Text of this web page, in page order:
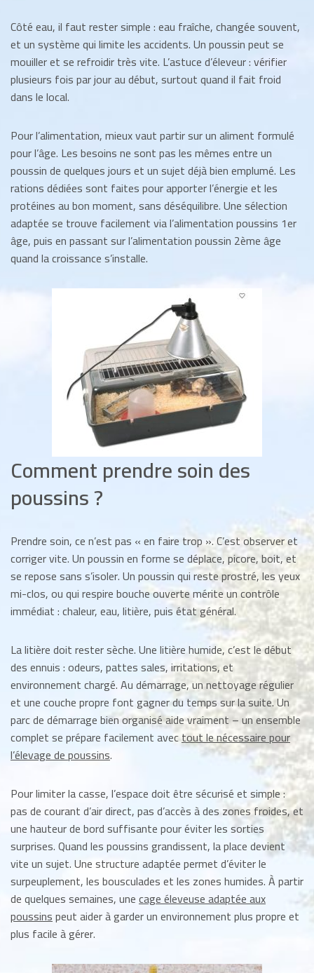
Côté eau, il faut rester simple : eau fraîche, changée souvent,
et un système qui limite les accidents. Un poussin peut se
mouiller et se refroidir très vite. L’astuce d’éleveur : vérifier
plusieurs fois par jour au début, surtout quand il fait froid
dans le local.
Pour l’alimentation, mieux vaut partir sur un aliment formulé
pour l’âge. Les besoins ne sont pas les mêmes entre un
poussin de quelques jours et un sujet déjà bien emplumé. Les
rations dédiées sont faites pour apporter l’énergie et les
protéines au bon moment, sans déséquilibre. Une sélection
adaptée se trouve facilement via l’alimentation poussins 1er
âge, puis en passant sur l’alimentation poussin 2ème âge
quand la croissance s’installe.
Comment prendre soin des
poussins ?
Prendre soin, ce n’est pas « en faire trop ». C’est observer et
corriger vite. Un poussin en forme se déplace, picore, boit, et
se repose sans s’isoler. Un poussin qui reste prostré, les yeux
mi-clos, ou qui respire bouche ouverte mérite un contrôle
immédiat : chaleur, eau, litière, puis état général.
La litière doit rester sèche. Une litière humide, c’est le début
des ennuis : odeurs, pattes sales, irritations, et
environnement chargé. Au démarrage, un nettoyage régulier
et une couche propre font gagner du temps sur la suite. Un
parc de démarrage bien organisé aide vraiment – un ensemble
complet se prépare facilement avectout le nécessaire pour
l’élevage de poussins.
Pour limiter la casse, l’espace doit être sécurisé et simple :
pas de courant d’air direct, pas d’accès à des zones froides, et
une hauteur de bord suffisante pour éviter les sorties
surprises. Quand les poussins grandissent, la place devient
vite un sujet. Une structure adaptée permet d’éviter le
surpeuplement, les bousculades et les zones humides. À partir
de quelques semaines, unecage éleveuse adaptée aux
poussinspeut aider à garder un environnement plus propre et
plus facile à gérer.